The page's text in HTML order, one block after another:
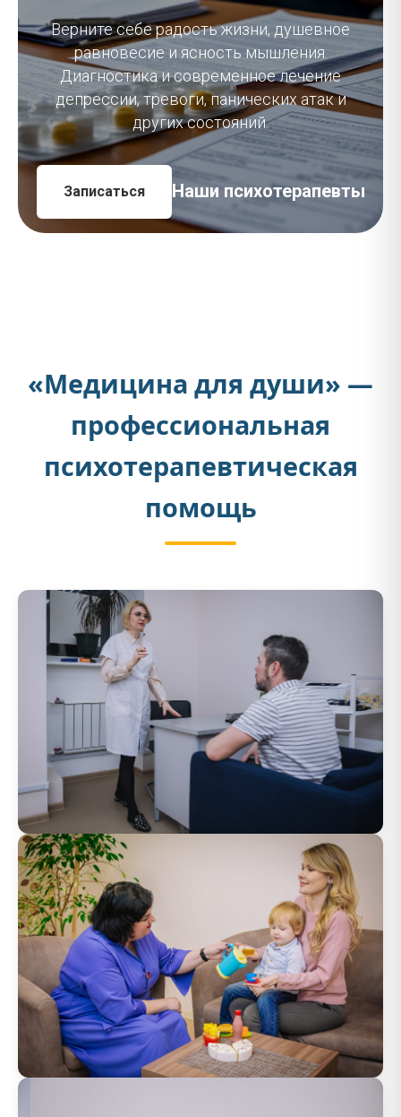
Верните себе радость жизни, душевное
равновесие и ясность мышления.
Диагностика и современное лечение
депрессии, тревоги, панических атак и
других состояний.
Записаться Наши психотерапевты
«Медицина для души» —
профессиональная
психотерапевтическая
помощь